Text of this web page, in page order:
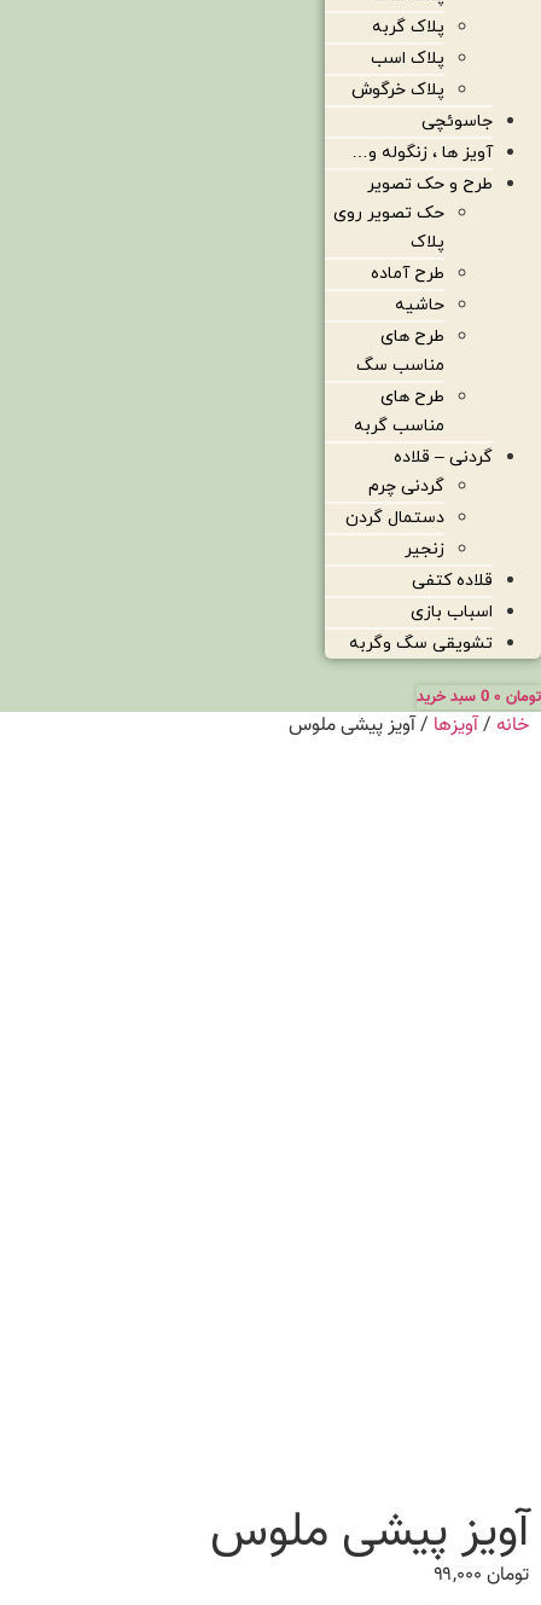
پلاک گربه
پلاک اسب
پلاک خرگوش
جاسوئچی
آویز ها ، زنگوله و…
طرح و حک تصویر
حک تصویر روی
پلاک
طرح آماده
حاشیه
طرح های
مناسب سگ
طرح های
مناسب گربه
گردنی – قلاده
گردنی چرم
دستمال گردن
زنجیر
قلاده کتفی
اسباب بازی
تشویقی سگ وگربه
تومان 0 سبد خرید
خانه /آویزها / آویز پیشی ملوس
آویز پیشی ملوس
تومان